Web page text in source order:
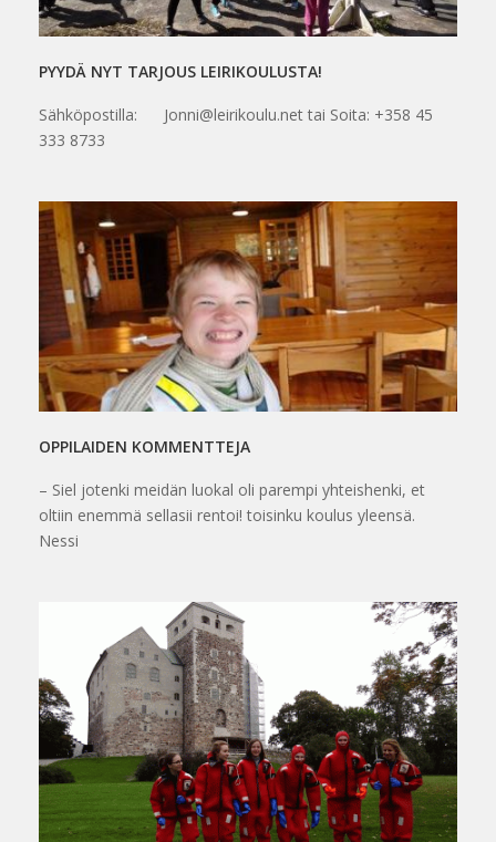
PYYDÄ NYT TARJOUS LEIRIKOULUSTA!
Sähköpostilla: Jonni@leirikoulu.net tai Soita: +358 45
333 8733
OPPILAIDEN KOMMENTTEJA
– Siel jotenki meidän luokal oli parempi yhteishenki, et
oltiin enemmä sellasii rentoi! toisinku koulus yleensä.
Nessi